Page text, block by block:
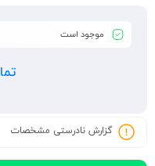
موجود است
گزارش نادرستی مشخصات